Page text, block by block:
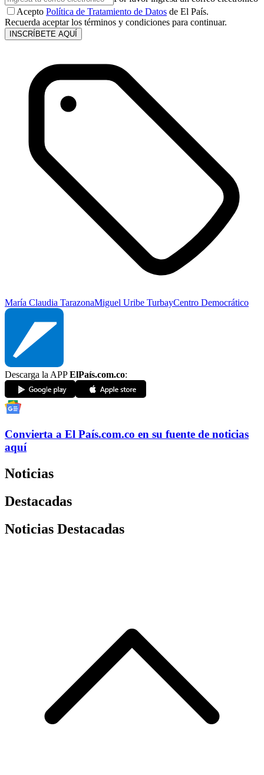
Acepto Política de Tratamiento de Datos de El País.
Recuerda aceptar los términos y condiciones para continuar.
INSCRÍBETE AQUÍ
María Claudia TarazonaMiguel Uribe TurbayCentro Democrático
Descarga la APPElPaís.com.co:
Convierta a El País.com.co en su fuente de noticias
aquí
Noticias
Destacadas
Noticias Destacadas